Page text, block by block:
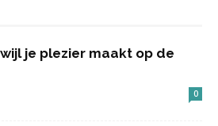
je plezier maakt op de
0